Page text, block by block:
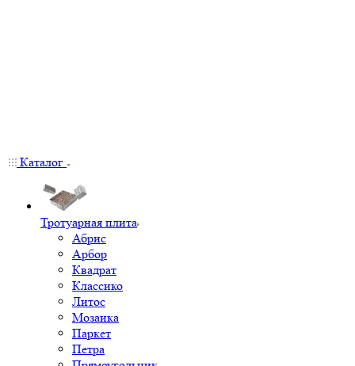
Каталог
Тротуарная плита
Абрис
Арбор
Квадрат
Классико
Литос
Мозаика
Паркет
Петра